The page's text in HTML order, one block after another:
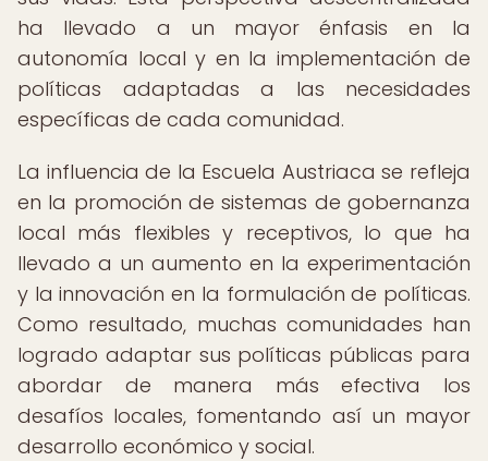
ha llevado a un mayor énfasis en la
autonomía local y en la implementación de
políticas adaptadas a las necesidades
específicas de cada comunidad.
La influencia de la Escuela Austriaca se refleja
en la promoción de sistemas de gobernanza
local más flexibles y receptivos, lo que ha
llevado a un aumento en la experimentación
y la innovación en la formulación de políticas.
Como resultado, muchas comunidades han
logrado adaptar sus políticas públicas para
abordar de manera más efectiva los
desafíos locales, fomentando así un mayor
desarrollo económico y social.